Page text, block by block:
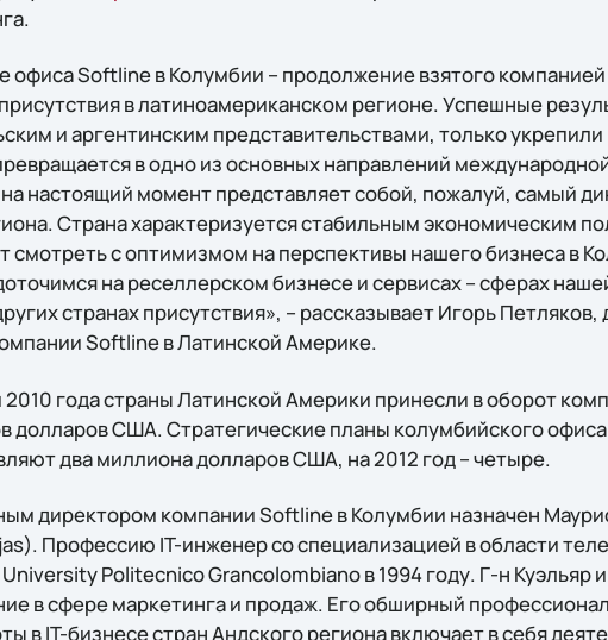
офиса Softline в Колумбии – продолжение взятого компанией
в латиноамериканском регионе. Успешные
и аргентинским представительствами, только
в одно из основных направлений
настоящий момент представляет собой, пожалуй, самый
Страна характеризуется стабильным экономическим
смотреть с оптимизмом на перспективы нашего бизнеса в
на реселлерском бизнесе и сервисах – сферах
странах присутствия», – рассказывает Игорь
Softline в Латинской Америке.
2010 года страны Латинской Америки принесли в оборот
долларов США. Стратегические планы колумбийского
два миллиона долларов США, на 2012 год – четыре.
директором компании Softline в Колумбии назначен
Профессию IT-инженер со специализацией в области
Politecnico Grancolombiano в 1994 году. Г-н Куэльяр
в сфере маркетинга и продаж. Его обширный
в IT-бизнесе стран Андского региона включает в себя